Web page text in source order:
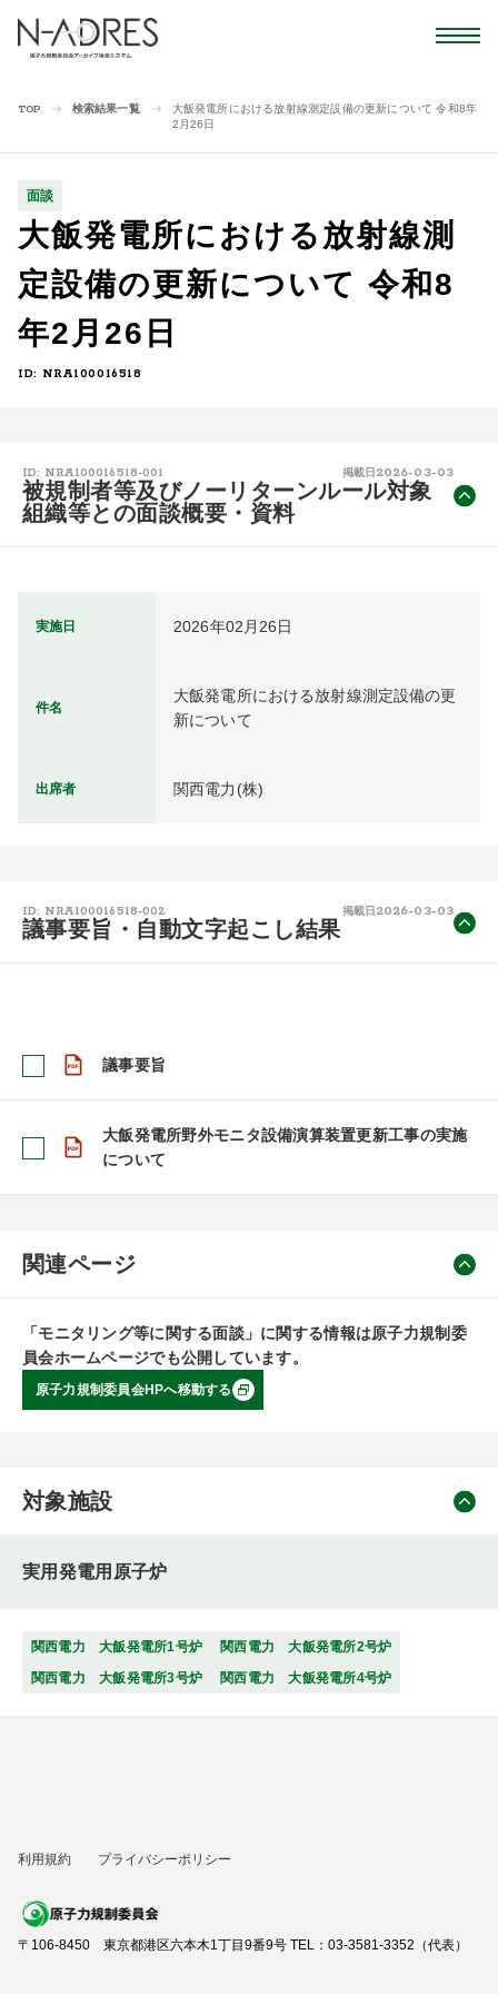
TOP 検索結果一覧
大飯発電所における放射線測定設備の更新について 令和8年
2月26日
面談
大飯発電所における放射線測
定設備の更新について 令和8
年2月26日
ID: NRA100016518
ID: NRA100016518-001 掲載日 2026-03-03
被規制者等及びノーリターンルール対象
組織等との面談概要・資料
実施日 2026年02月26日
件名
大飯発電所における放射線測定設備の更
新について
出席者 関西電力(株)
ID: NRA100016518-002 掲載日 2026-03-03
議事要旨・自動文字起こし結果
議事要旨
大飯発電所野外モニタ設備演算装置更新工事の実施
について
関連ページ
「モニタリング等に関する面談」に関する情報は原子力規制委
員会ホームページでも公開しています。
原子力規制委員会HPへ移動する
対象施設
実用発電用原子炉
関西電力 大飯発電所1号炉
関西電力 大飯発電所2号炉
関西電力 大飯発電所3号炉
関西電力 大飯発電所4号炉
利用規約 プライバシーポリシー
〒106-8450 東京都港区六本木1丁目9番9号 TEL：03-3581-3352（代表）